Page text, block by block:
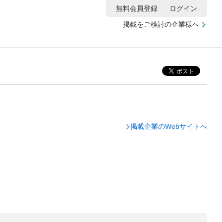
掲載をご検討の企業様へ
無料会員登録 ログイン
掲載企業のWebサイトへ